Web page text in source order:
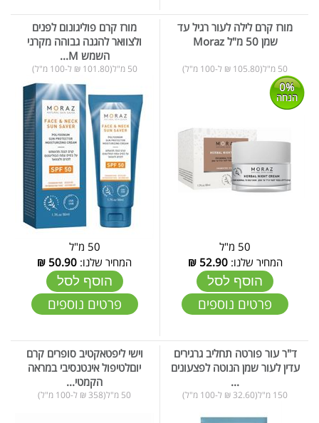
מורז קרם לילה לעור רגיל עד
שמן 50 מ"ל Moraz
50 מ"ל(105.80 ₪ ל-100 מ"ל)
0%
הנחה
50 מ"ל
המחיר שלנו:52.90
₪
הוסף לסל
פרטים נוספים
מורז קרם פוליגונום לפנים
ולצוואר להגנה גבוהה מקרני
השמש M...
50 מ"ל(101.80 ₪ ל-100 מ"ל)
50 מ"ל
המחיר שלנו: 50.90
₪
הוסף לסל
פרטים נוספים
ד"ר עור פורטה תחליב גרגירים
עדין לעור שמן הנוטה לפצעונים
...
150 מ"ל(32.60 ₪ ל-100 מ"ל)
וישי ליפטאקטיב סופרים קרם
יוםלטיפול אינטנסיבי במראה
הקמטי...
50 מ"ל(358 ₪ ל-100 מ"ל)